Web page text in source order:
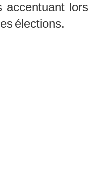
accentuant lors
élections.